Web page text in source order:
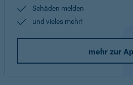
Schäden melden
und vieles mehr!
mehr zur